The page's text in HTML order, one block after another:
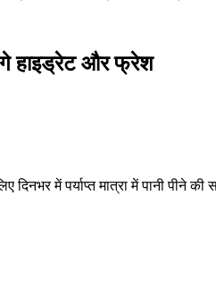
हाइड्रेट और फ्रेश
में पर्याप्त मात्रा में पानी पीने की